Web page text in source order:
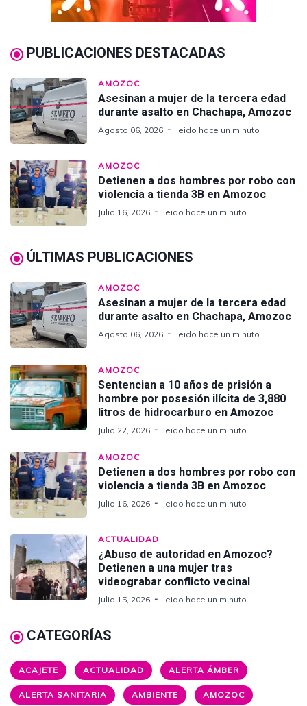
PUBLICACIONES DESTACADAS
AMOZOC
Asesinan a mujer de la tercera edad
durante asalto en Chachapa, Amozoc
Agosto 06, 2026 leido hace un minuto
AMOZOC
Detienen a dos hombres por robo con
violencia a tienda 3B en Amozoc
Julio 16, 2026 leido hace un minuto
ÚLTIMAS PUBLICACIONES
AMOZOC
Asesinan a mujer de la tercera edad
durante asalto en Chachapa, Amozoc
Agosto 06, 2026 leido hace un minuto
AMOZOC
Sentencian a 10 años de prisión a
hombre por posesión ilícita de 3,880
litros de hidrocarburo en Amozoc
Julio 22, 2026 leido hace un minuto
AMOZOC
Detienen a dos hombres por robo con
violencia a tienda 3B en Amozoc
Julio 16, 2026 leido hace un minuto
ACTUALIDAD
¿Abuso de autoridad en Amozoc?
Detienen a una mujer tras
videograbar conflicto vecinal
Julio 15, 2026 leido hace un minuto
CATEGORÍAS
ACAJETE ACTUALIDAD ALERTA ÁMBER
ALERTA SANITARIA AMBIENTE AMOZOC